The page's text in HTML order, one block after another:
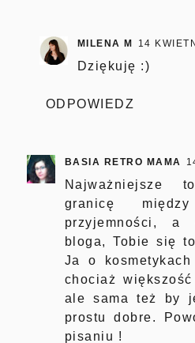
MILENA M 14
Dziękuję :)
ODPOWIEDZ
BASIA RETRO MAMA
Najważniejsze
granicę
przyjemności,
bloga, Tobie się
Ja o
chociaż
ale sama też by
prostu dobre.
pisaniu !